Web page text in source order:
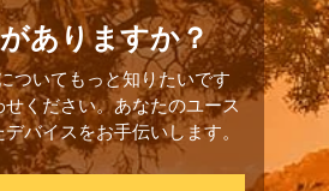
ありますか？
ついてもっと知りたいです
ください。あなたのユース
バイスをお手伝いします。